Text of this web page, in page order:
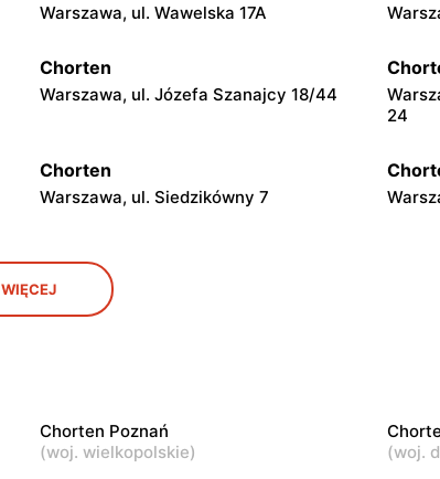
Warszawa, ul. Wawelska 17A
Chorten
Warszawa, ul. Józefa Szanajcy 18/44
24
Chorten
Warszawa, ul. Siedzikówny 7
Chorten
Warszawa, ul. Franciszka Żymirskiego
7/168u
Chorten
WIĘCEJ
Chorten Poznań
(woj. wielkopolskie)
(woj.